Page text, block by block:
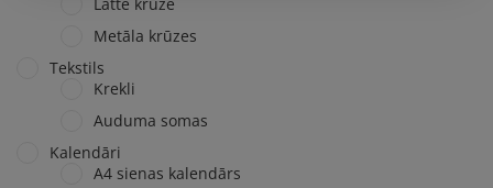
Latte krūze
Metāla krūzes
Tekstils
Krekli
Auduma somas
Kalendāri
A4 sienas kalendārs